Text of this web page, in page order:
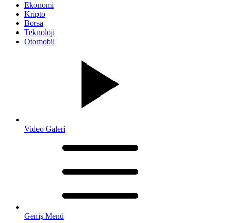
Ekonomi
Kripto
Borsa
Teknoloji
Otomobil
Video Galeri
Geniş Menü